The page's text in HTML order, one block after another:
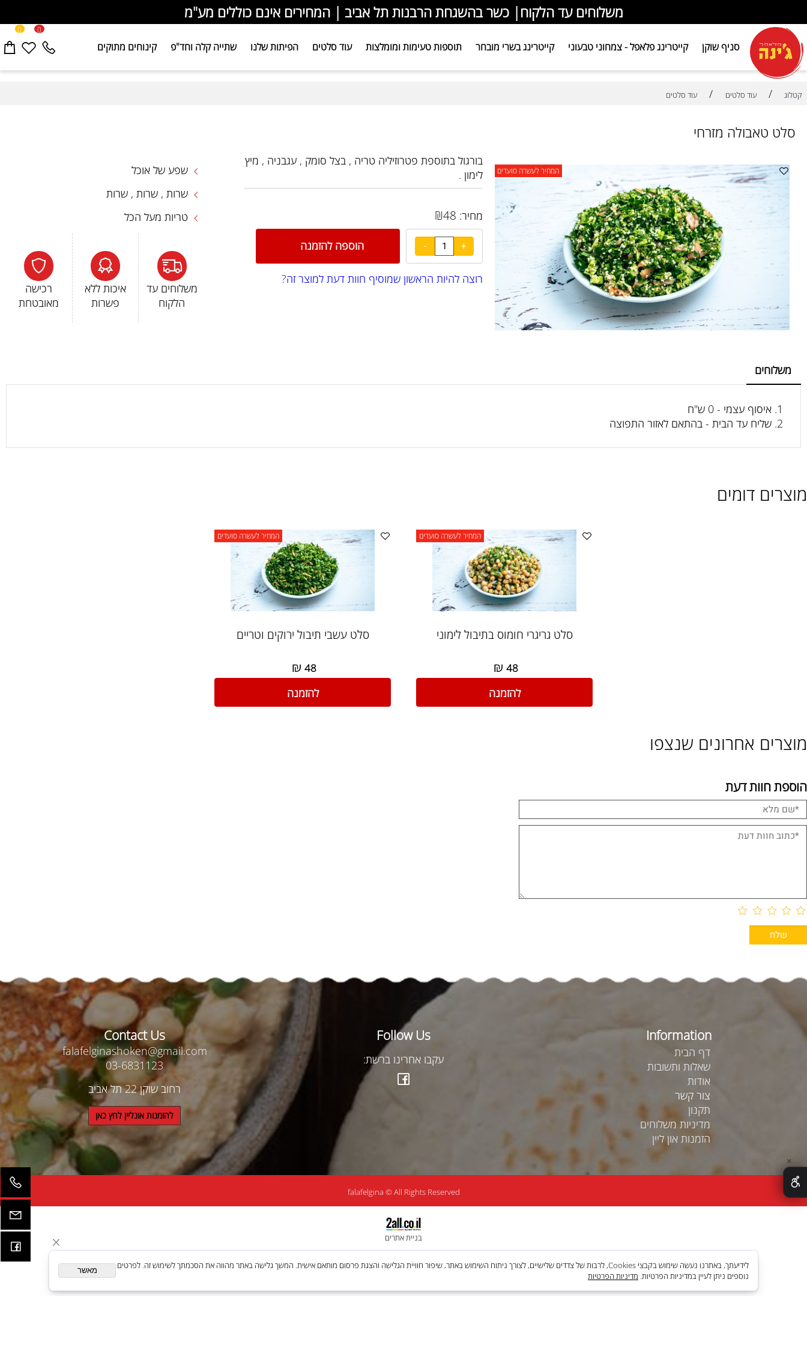
משלוחים עד הלקוח| כשר בהשגחת הרבנות תל אביב | המחירים אינם כוללים מע"מ
0 0
סניף שוקן קייטרינג פלאפל - צמחוני טבעוני קייטרינג בשרי מובחר תוספות טעימות ומומלצות עוד סלטים הפיתות שלנו שתייה קלה וחד"פ קינוחים מתוקים
/ עוד סלטים / עוד סלטים
מזרחי
המחיר לעשרה סועדים
בורגול בתוספת פטרוזיליה טריה , בצל סומק , עגבניה , מיץ
לימון .
מחיר: ₪ 48
רוצה להיות הראשון שמוסיף חוות דעת למוצר זה?
שפע של אוכל
שרות , שרות , שרות
טריות מעל הכל
משלוחים עד
איכות ללא
רכישה
איסוף עצמי - 0 ש"ח
המחיר לעשרה סועדים
סלט גריגרי חומוס בתיבול לימוני
₪
המחיר לעשרה סועדים
סלט עשבי תיבול ירוקים וטריים
₪ 48
דעת
Information
דף הבית
שאלות ותשובות
צור קשר
מדיניות משלוחים
Follow Us
Contact Us
falafelginashoken@gmail.com
03-6831123
רחוב שוקן 22 תל אביב
להזמנות אונליין לחץ כאן
falafelgina © All Rights Reserved
בניית אתרים